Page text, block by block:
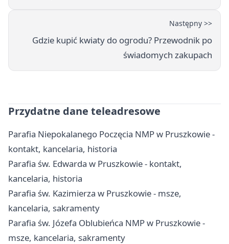
Następny >>
Gdzie kupić kwiaty do ogrodu? Przewodnik po
świadomych zakupach
Przydatne dane teleadresowe
Parafia Niepokalanego Poczęcia NMP w Pruszkowie -
kontakt, kancelaria, historia
Parafia św. Edwarda w Pruszkowie - kontakt,
kancelaria, historia
Parafia św. Kazimierza w Pruszkowie - msze,
kancelaria, sakramenty
Parafia św. Józefa Oblubieńca NMP w Pruszkowie -
msze, kancelaria, sakramenty